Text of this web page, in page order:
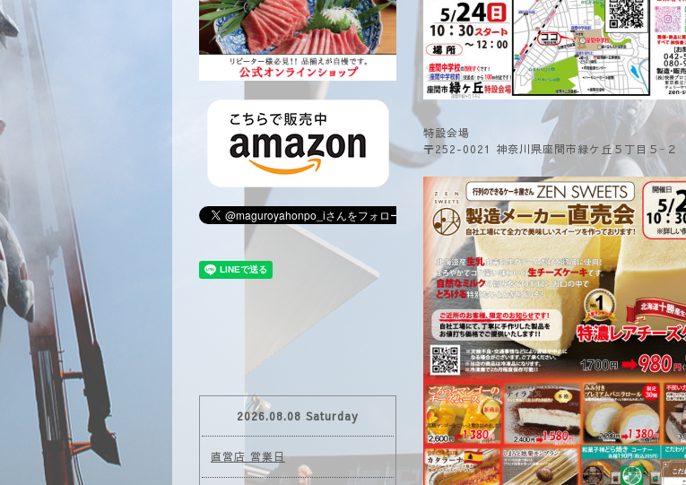
特設会場
〒252-0021 神奈川県座間市緑ケ丘５丁目５−２
2026.08.08 Saturday
直営店 営業日